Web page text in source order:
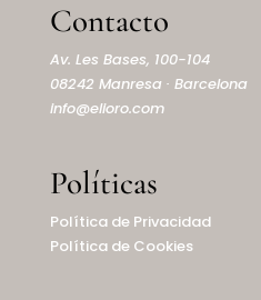
Contacto
Av. Les Bases, 100-104
08242 Manresa · Barcelona
info@elioro.com
Políticas
Política de Privacidad
Política de Cookies